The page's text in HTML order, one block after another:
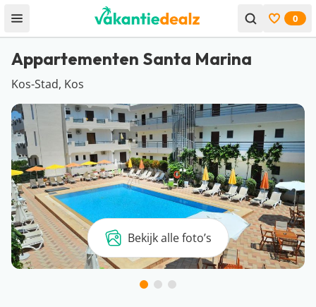
Open menu Bekijk
0
Appartementen Santa Marina
Kos-Stad, Kos
Bekijk alle foto’s